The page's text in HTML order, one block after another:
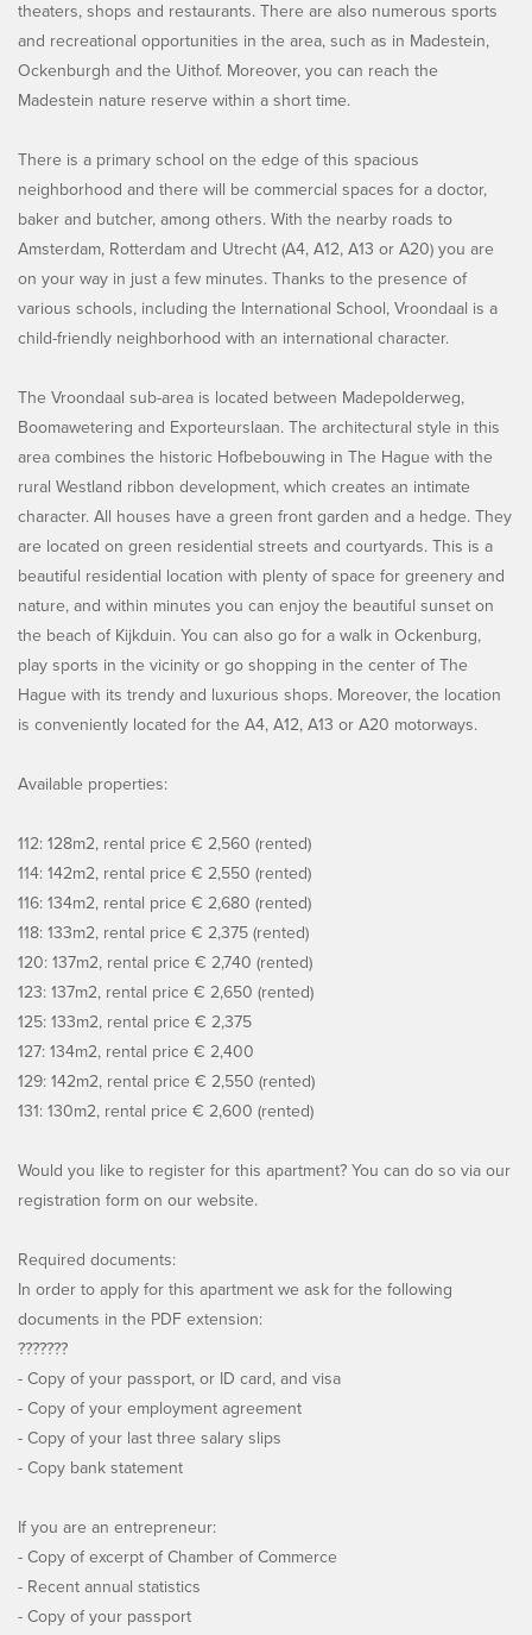
theaters, shops and restaurants. There are also numerous sports
and recreational opportunities in the area, such as in Madestein,
Ockenburgh and the Uithof. Moreover, you can reach the
Madestein nature reserve within a short time.
There is a primary school on the edge of this spacious
neighborhood and there will be commercial spaces for a doctor,
baker and butcher, among others. With the nearby roads to
Amsterdam, Rotterdam and Utrecht (A4, A12, A13 or A20) you are
on your way in just a few minutes. Thanks to the presence of
various schools, including the International School, Vroondaal is a
child-friendly neighborhood with an international character.
The Vroondaal sub-area is located between Madepolderweg,
Boomawetering and Exporteurslaan. The architectural style in this
area combines the historic Hofbebouwing in The Hague with the
rural Westland ribbon development, which creates an intimate
character. All houses have a green front garden and a hedge. They
are located on green residential streets and courtyards. This is a
beautiful residential location with plenty of space for greenery and
nature, and within minutes you can enjoy the beautiful sunset on
the beach of Kijkduin. You can also go for a walk in Ockenburg,
play sports in the vicinity or go shopping in the center of The
Hague with its trendy and luxurious shops. Moreover, the location
is conveniently located for the A4, A12, A13 or A20 motorways.
Available properties:
112: 128m2, rental price € 2,560 (rented)
114: 142m2, rental price € 2,550 (rented)
116: 134m2, rental price € 2,680 (rented)
118: 133m2, rental price € 2,375 (rented)
120: 137m2, rental price € 2,740 (rented)
123: 137m2, rental price € 2,650 (rented)
125: 133m2, rental price € 2,375
127: 134m2, rental price € 2,400
129: 142m2, rental price € 2,550 (rented)
131: 130m2, rental price € 2,600 (rented)
Would you like to register for this apartment? You can do so via our
registration form on our website.
Required documents:
In order to apply for this apartment we ask for the following
documents in the PDF extension:
???????
- Copy of your passport, or ID card, and visa
- Copy of your employment agreement
- Copy of your last three salary slips
- Copy bank statement
If you are an entrepreneur:
- Copy of excerpt of Chamber of Commerce
- Recent annual statistics
- Copy of your passport